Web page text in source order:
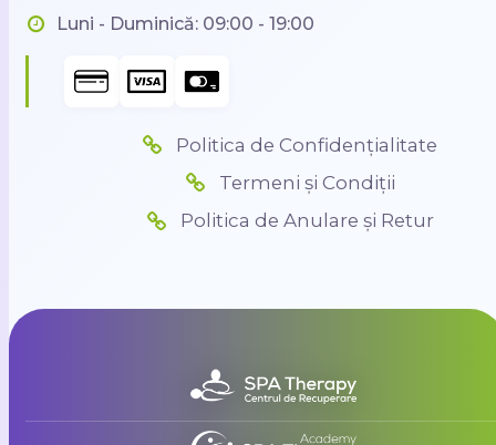
Luni - Duminică: 09:00 - 19:00
Politica de Confidențialitate
Termeni și Condiții
Politica de Anulare și Retur